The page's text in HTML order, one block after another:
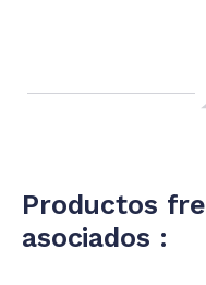
Productos
asociados :